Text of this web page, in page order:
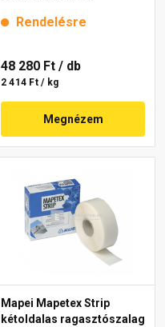
Rendelésre
48 280 Ft / db
2 414 Ft / kg
Megnézem
Mapei Mapetex Strip
kétoldalas ragasztószalag